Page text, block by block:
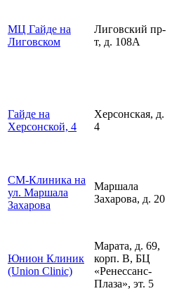
МЦ Гайде на
Лиговском
Лиговский пр-
т, д. 108А
Гайде на
Херсонской, 4
Херсонская, д.
4
СМ-Клиника на
ул. Маршала
Захарова
Маршала
Захарова, д. 20
Юнион Клиник
(Union Clinic)
Марата, д. 69,
корп. В, БЦ
«Ренессанс-
Плаза», эт. 5